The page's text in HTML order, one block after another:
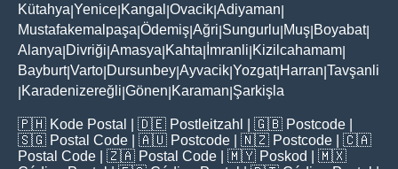
Kütahya Yenice Kangal Ovacik Adiyaman
Mustafakemalpaşa Ödemiş Ağri Sungurlu Muş Boyabat|
Alanya Divriği Amasya Kahta İmranli Kizilcahamam
Bayburt|Varto Dursunbey Ayvacik Yozgat| Harran Tavşanli
Karadenizereğli Gönen Karaman Şarkişla
🇵🇭 Kode Postal | 🇩🇪 Postleitzahl | 🇬🇧 Postcode
🇸🇬 Postal Code | 🇦🇺 Postcode | 🇳🇿 Postcode | 🇨🇦
Postal Code | 🇿🇦 Postal Code | 🇲🇾 Poskod
| 🇲🇽